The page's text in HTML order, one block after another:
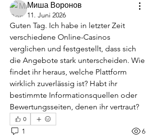
Миша Воронов
11. Juni 2026
Guten Tag. Ich habe in letzter Zeit
verschiedene Online-Casinos
verglichen und festgestellt, dass sich
die Angebote stark unterscheiden. Wie
findet ihr heraus, welche Plattform
wirklich zuverlässig ist? Habt ihr
bestimmte Informationsquellen oder
Bewertungsseiten, denen ihr vertraut?
0
1 6